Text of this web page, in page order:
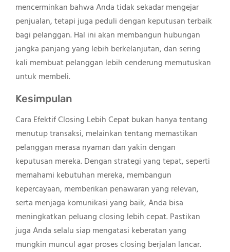
mencerminkan bahwa Anda tidak sekadar mengejar
penjualan, tetapi juga peduli dengan keputusan terbaik
bagi pelanggan. Hal ini akan membangun hubungan
jangka panjang yang lebih berkelanjutan, dan sering
kali membuat pelanggan lebih cenderung memutuskan
untuk membeli.
Kesimpulan
Cara Efektif Closing Lebih Cepat bukan hanya tentang
menutup transaksi, melainkan tentang memastikan
pelanggan merasa nyaman dan yakin dengan
keputusan mereka. Dengan strategi yang tepat, seperti
memahami kebutuhan mereka, membangun
kepercayaan, memberikan penawaran yang relevan,
serta menjaga komunikasi yang baik, Anda bisa
meningkatkan peluang closing lebih cepat. Pastikan
juga Anda selalu siap mengatasi keberatan yang
mungkin muncul agar proses closing berjalan lancar.